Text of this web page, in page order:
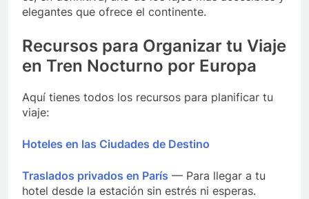
elegantes que ofrece el continente.
Recursos para Organizar tu Viaje
en Tren Nocturno por Europa
Aquí tienes todos los recursos para planificar tu
viaje:
Hoteles en las Ciudades de Destino
Traslados privados en París — Para llegar a tu
hotel desde la estación sin estrés ni esperas.